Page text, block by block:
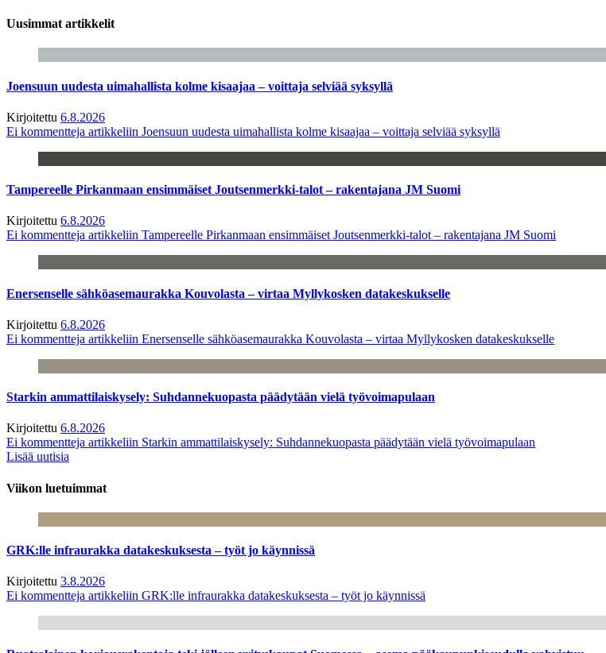
Uusimmat artikkelit
Joensuun uudesta uimahallista kolme kisaajaa – voittaja selviää syksyllä
Kirjoitettu 6.8.2026
Ei kommentteja artikkeliin Joensuun uudesta uimahallista kolme kisaajaa – voittaja selviää syksyllä
Tampereelle Pirkanmaan ensimmäiset Joutsenmerkki-talot – rakentajana JM Suomi
Kirjoitettu 6.8.2026
Ei kommentteja artikkeliin Tampereelle Pirkanmaan ensimmäiset Joutsenmerkki-talot – rakentajana JM Suomi
Enersenselle sähköasemaurakka Kouvolasta – virtaa Myllykosken datakeskukselle
Kirjoitettu 6.8.2026
Ei kommentteja artikkeliin Enersenselle sähköasemaurakka Kouvolasta – virtaa Myllykosken datakeskukselle
Starkin ammattilaiskysely: Suhdannekuopasta päädytään vielä työvoimapulaan
Kirjoitettu 6.8.2026
Ei kommentteja artikkeliin Starkin ammattilaiskysely: Suhdannekuopasta päädytään vielä työvoimapulaan
Lisää uutisia
Viikon luetuimmat
GRK:lle infraurakka datakeskuksesta – työt jo käynnissä
Kirjoitettu 3.8.2026
Ei kommentteja artikkeliin GRK:lle infraurakka datakeskuksesta – työt jo käynnissä